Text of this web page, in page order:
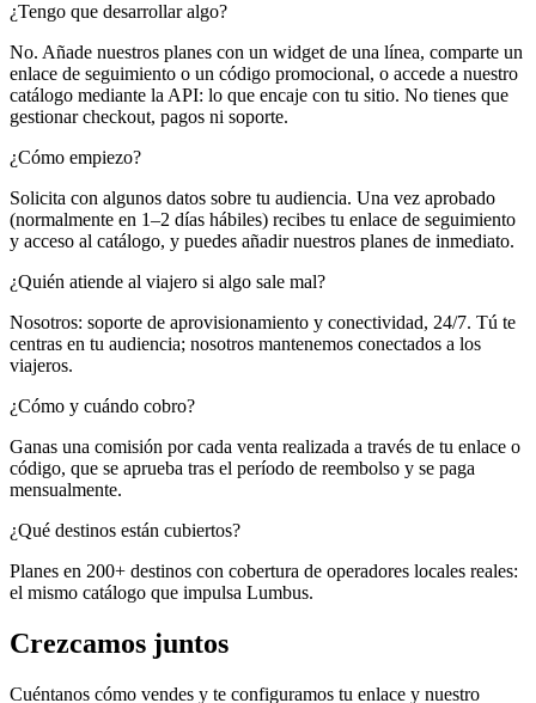
¿Tengo que desarrollar algo?
No. Añade nuestros planes con un widget de una línea, comparte un
enlace de seguimiento o un código promocional, o accede a nuestro
catálogo mediante la API: lo que encaje con tu sitio. No tienes que
gestionar checkout, pagos ni soporte.
¿Cómo empiezo?
Solicita con algunos datos sobre tu audiencia. Una vez aprobado
(normalmente en 1–2 días hábiles) recibes tu enlace de seguimiento
y acceso al catálogo, y puedes añadir nuestros planes de inmediato.
¿Quién atiende al viajero si algo sale mal?
Nosotros: soporte de aprovisionamiento y conectividad, 24/7. Tú te
centras en tu audiencia; nosotros mantenemos conectados a los
viajeros.
¿Cómo y cuándo cobro?
Ganas una comisión por cada venta realizada a través de tu enlace o
código, que se aprueba tras el período de reembolso y se paga
mensualmente.
¿Qué destinos están cubiertos?
Planes en 200+ destinos con cobertura de operadores locales reales:
el mismo catálogo que impulsa Lumbus.
Crezcamos juntos
Cuéntanos cómo vendes y te configuramos tu enlace y nuestro